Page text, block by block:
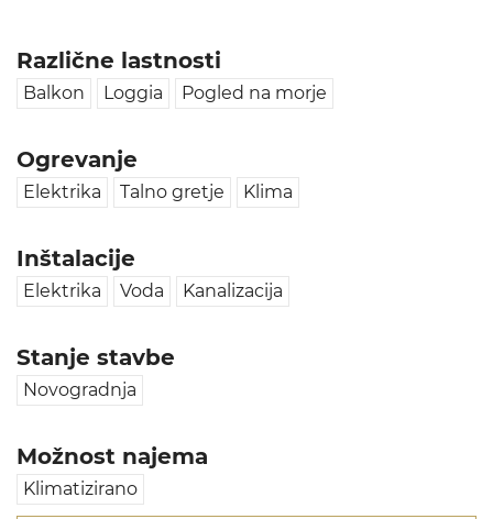
Različne lastnosti
Balkon Loggia Pogled na morje
Ogrevanje
Elektrika Talno gretje Klima
Inštalacije
Elektrika Voda Kanalizacija
Stanje stavbe
Novogradnja
Možnost najema
Klimatizirano